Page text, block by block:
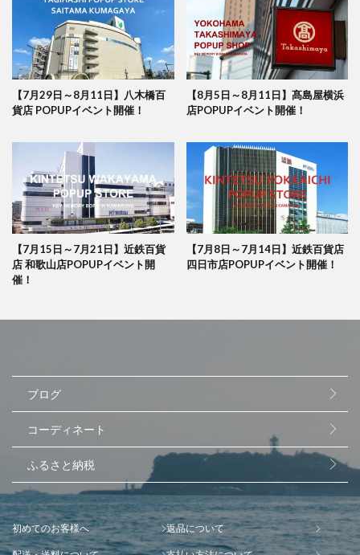
【7月29日～8月11日】八木橋百
貨店 POPUPイベント開催！
【8月5日～8月11日】髙島屋横浜
店POPUPイベント開催！
【7月15日～7月21日】近鉄百貨
店 和歌山店POPUPイベント開
催！
【7月8日～7月14日】近鉄百貨店
四日市店POPUPイベント開催！
ブログ
コーディネート
ふるさと納税
初めてのお客様へ 返品について